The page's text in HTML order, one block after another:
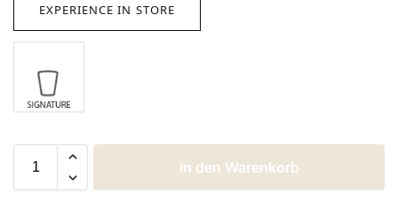
EXPERIENCE IN STORE
In den Warenkorb